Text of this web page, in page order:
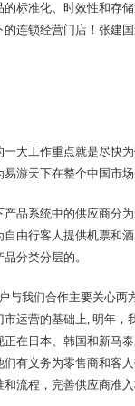
的标准化、时效性和存
连锁经营门店！张建国
一大工作重点就是尽快
游天下在整个中国市场
产品系统中的供应商分
自由行客人提供机票和
分类分层的。
与我们合作主要关心
市运营的基础上, 明年，
正在日本、韩国和新马
们有义务为零售商和客
和流程，完善供应商准